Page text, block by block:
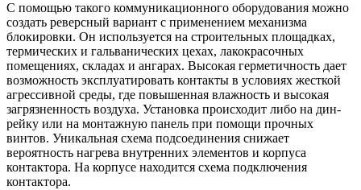
С помощью такого коммуникационного оборудования можно
создать реверсный вариант с применением механизма
блокировки. Он используется на строительных площадках,
термических и гальванических цехах, лакокрасочных
помещениях, складах и ангарах. Высокая герметичность дает
возможность эксплуатировать контакты в условиях жесткой
агрессивной среды, где повышенная влажность и высокая
загрязненность воздуха. Установка происходит либо на дин-
рейку или на монтажную панель при помощи прочных
винтов. Уникальная схема подсоединения снижает
вероятность нагрева внутренних элементов и корпуса
контактора. На корпусе находится схема подключения
контактора.